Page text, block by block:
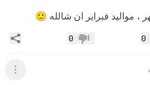
، مواليد فبراير ان شالله 🙂
0 عدم إعجاب
0
عرض